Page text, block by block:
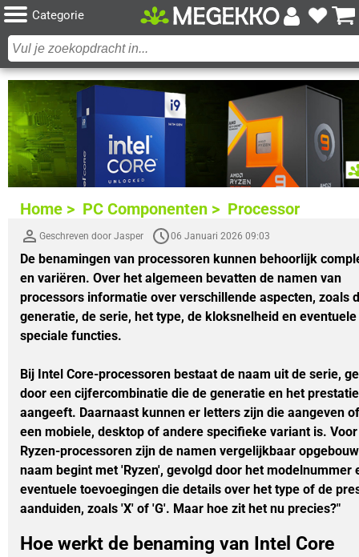
Categorie
Home > PC Componenten > Processor
Geschreven door Jasper 06 Januari 2026 09:03
De benamingen van processoren kunnen behoorlijk
en variëren. Over het algemeen bevatten de namen van
processors informatie over verschillende aspecten, zoals
generatie, de serie, het type, de kloksnelheid en eventuele
speciale functies.
Bij Intel Core-processoren bestaat de naam uit de serie,
door een cijfercombinatie die de generatie en het
aangeeft. Daarnaast kunnen er letters zijn die aangeven
een mobiele, desktop of andere specifieke variant is.
Ryzen-processoren zijn de namen vergelijkbaar
naam begint met 'Ryzen', gevolgd door het modelnummer
eventuele toevoegingen die details over het type of de
aanduiden, zoals 'X' of 'G'. Maar hoe zit het nu precies?"
Hoe werkt de benaming van Intel Core